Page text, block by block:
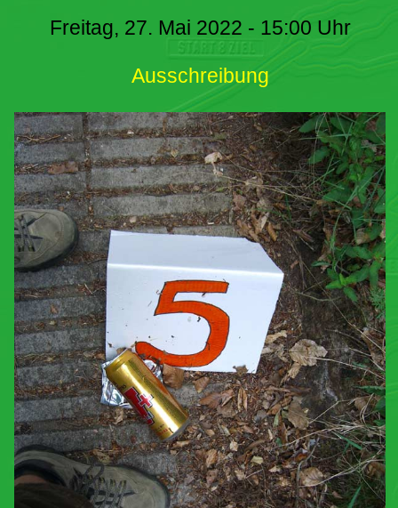
Freitag, 27. Mai 2022 - 15:00 Uhr
Ausschreibung